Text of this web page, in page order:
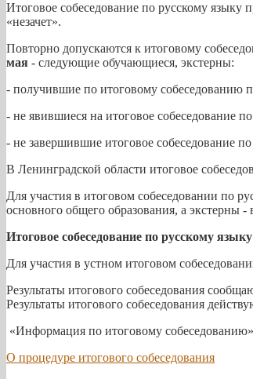
Итоговое собеседование по русскому языку
«незачет».
Повторно допускаются к итоговому
мая - следующие обучающиеся, экстерны:
- получившие по итоговому собеседованию
- не явившиеся на итоговое собеседование
- не завершившие итоговое собеседование
В Ленинградской области итоговое
Для участия в итоговом собеседовании по
основного общего образования, а экстерны
Итоговое собеседование по русскому
Для участия в устном итоговом
Результаты итогового собеседования
Результаты итогового собеседования
«Информация по итоговому собеседованию»
О процедуре итогового собеседования